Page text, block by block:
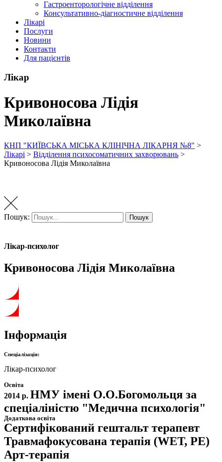
Гастроенторологічне відділення
Консультативно-діагностичне відділення
Лікарі
Послуги
Новини
Контакти
Для пацієнтів
Лікар
Кривоносова Лідія
Миколаївна
КНП "КИЇВСЬКА МІСЬКА КЛІНІЧНА ЛІКАРНЯ №8" >
Лікарі > Відділення психосоматичних захворювань >
Кривоносова Лідія Миколаївна
Пошук: Пошук
Лікар-психолог
Кривоносова Лідія Миколаївна
Інформація
Спеціалізація:
Лікар-психолог
Освіта
2014 р. НМУ імені О.О.Богомольця за
спеціаліністю "Медична психологія"
Додаткова освіта
Сертифікований гештальт терапевт
Травмафокусована терапія (WET, PE)
Арт-терапія